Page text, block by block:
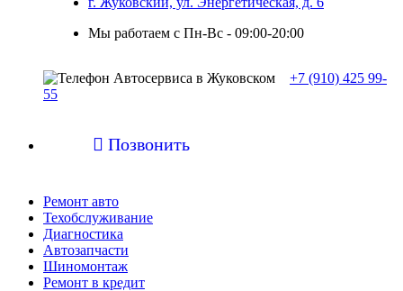
Мы работаем с Пн-Вc - 09:00-20:00
+7 (910) 425 99-
55
 Позвонить
Ремонт авто
Техобслуживание
Диагностика
Автозапчасти
Шиномонтаж
Ремонт в кредит